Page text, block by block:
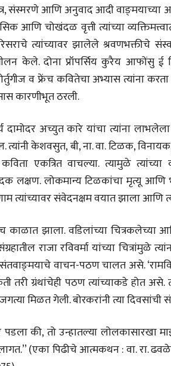
संस्मरणे आणि अनुवाद आदी वाङ्‌मयाच्या
आणि चोखंदळ वृत्ती त्यांच्या
त्यांच्यावर झालेले श्रवणभक्तीचे
केले. दोना प्रॉपर्सिय कुरैय आफोंसु
व फ्रेंच कवितेचा अभ्यास त्यांना
कारणीभूत ठरली.
दामोदर अच्युत कारे यांचा त्यांना
त्यांनी केशवसुत, बी, ना. वा. टिळक,
एकत्रित वाचल्या. त्यामुळे त्यांच्या
लक्षण. लोकमान्य टिळकांचा मृत्यू आणि
त्यांच्यावर संवेदनक्षम वयात झाला आणि
काळात झाला. वडिलांच्या चित्रकलेच्या
राजा रविवर्मा यांच्या चित्रांमुळे
वाचन-पठण चालत असे.
तरी ग्रंथांचेही पठण त्यांच्याकडे होत
मिळत गेली. बोरकरांनी त्या
पडला की, तो उन्हातल्या लोलकासारखा
(एका पिढीचे आत्मकथन : वा. रा.
व्यक्तिवेध
मूर्त दृश्याला अमूर्ताकार
सोमनाथ कोमरपंत
17 Jul 2026
आगामी पुस्तकातील अंश
चीनचा निरोप घेताना...
रवींद्रनाथ टागोर.
16 Jul 2026
भाषण
ज्येष्ठांचा आत्मसन्मान जपणारी
डॉ. दिलीप शिंदे आणि मान्यवर
15 Jul 2026
लेख
झुकलेला जोकोविच आणि
दरम्यान विम्बल्डन
14 Jul 2026